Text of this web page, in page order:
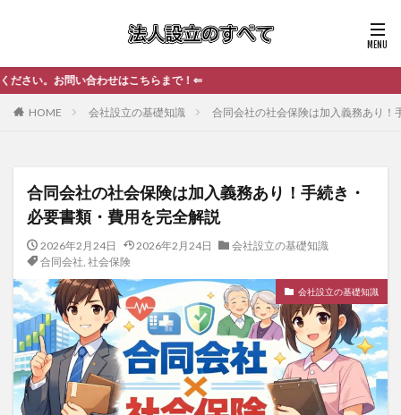
はこちらまで！⇐
HOME 会社設立の基礎知識 合同会社の社会保険は加入義務あり！
合同会社の社会保険は加入義務あり！手続き・
必要書類・費用を完全解説
2026年2月24日 2026年2月24日
会社設立の基礎知識
合同会社, 社会保険
会社設立の基礎知識